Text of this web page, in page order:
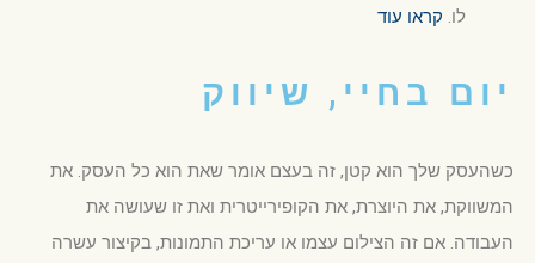
לו. קראו עוד
יום בחיי, שיווק
כשהעסק שלך הוא קטן, זה בעצם אומר שאת הוא כל העסק. את
המשווקת, את היוצרת, את הקופירייטרית ואת זו שעושה את
העבודה. אם זה הצילום עצמו או עריכת התמונות, בקיצור עשרה